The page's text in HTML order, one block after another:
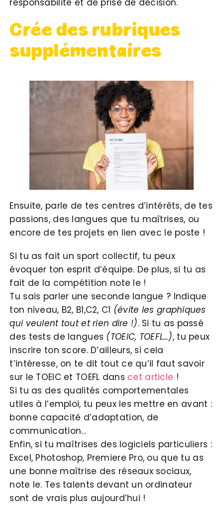
responsabilité et de prise de décision.
Crée des rubriques
supplémentaires
Ensuite, parle de tes centres d’intérêts, de tes
passions, des langues que tu maîtrises, ou
encore de tes projets en lien avec le poste !
Si tu as fait un sport collectif, tu peux
évoquer ton esprit d’équipe. De plus, si tu as
fait de la compétition note le !
Tu sais parler une seconde langue ? Indique
ton niveau, B2, B1,C2, C1 (évite les graphiques
qui veulent tout et rien dire !). Si tu as passé
des tests de langues (TOEIC, TOEFL…), tu peux
inscrire ton score. D’ailleurs, si cela
t’intéresse, on te dit tout ce qu’il faut savoir
sur le TOEIC et TOEFL dans cet article !
Si tu as des qualités comportementales
utiles à l’emploi, tu peux les mettre en avant :
bonne capacité d’adaptation, de
communication…
Enfin, si tu maîtrises des logiciels particuliers :
Excel, Photoshop, Premiere Pro, ou que tu as
une bonne maîtrise des réseaux sociaux,
note le. Tes talents devant un ordinateur
sont de vrais plus aujourd’hui !